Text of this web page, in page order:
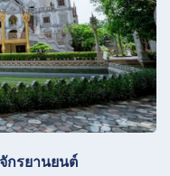
กรยานยนต์